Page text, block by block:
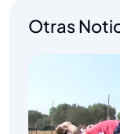
Otras